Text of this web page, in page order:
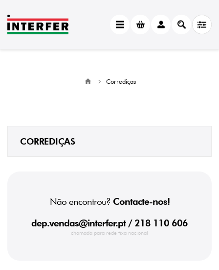
Corrediças
CORREDIÇAS
Não encontrou? Contacte-nos!
dep.vendas@interfer.pt/ 218 110 606
chamada para rede fixa nacional